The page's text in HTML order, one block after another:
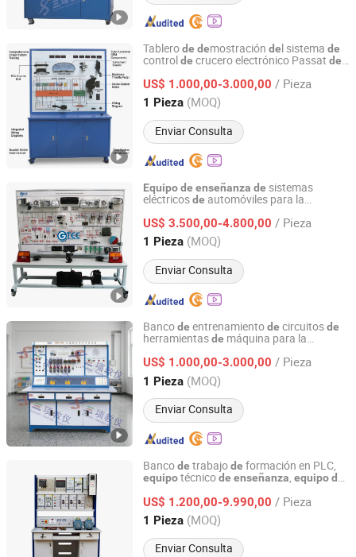
Tablerode demostración del sistema de
controlde crucero electrónico Passat de
automotriz
US$ 1.000,00-3.000,00 / Pieza
1 Pieza (MOQ)
Enviar Consulta
Guangzhou Sanxiang Teaching Apparatus Co., Ltd.
Guangdong, China Desde 2023
Equipode enseñanza de sistemas
eléctricosde automóviles para la
escuelas
US$ 3.500,00-4.800,00 / Pieza
1 Pieza (MOQ)
Enviar Consulta
Guangzhou Guangtong Educational Equipment Co., Ltd.
Guangdong, China Desde 2022
Bancode entrenamientode circuitosde
herramientasde máquina para la
formación educativa vocacional
US$ 1.000,00-3.000,00 / Pieza
1 Pieza (MOQ)
Enviar Consulta
Guangzhou Sanxiang Teaching Apparatus Co., Ltd.
Guangdong, China Desde 2023
Bancode trabajode formación en PLC,
equipotécnicode enseñanza, equipode
US$ 1.200,00-9.990,00 / Pieza
1 Pieza (MOQ)
Enviar Consulta
Jinan Should Shine Didactic Equipment Co., Ltd.
Shandong, China Desde 2013